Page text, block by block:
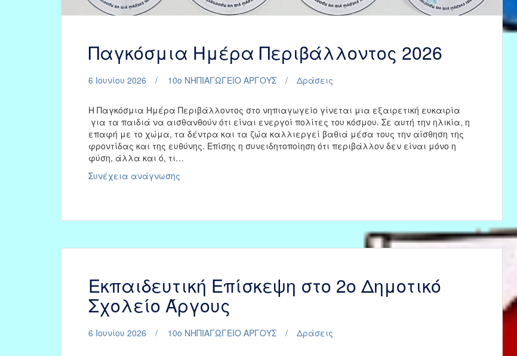
Παγκόσμια Ημέρα Περιβάλλοντος 2026
6 Ιουνίου 2026 10ο ΝΗΠΙΑΓΩΓΕΙΟ ΑΡΓΟΥΣ Δράσεις
Η Παγκόσμια Ημέρα Περιβάλλοντος στο νηπιαγωγείο γίνεται μια εξαιρετική ευκαιρία
για τα παιδιά να αισθανθούν ότι είναι ενεργοί πολίτες του κόσμου. Σε αυτή την ηλικία, η
επαφή με το χώμα, τα δέντρα και τα ζώα καλλιεργεί βαθιά μέσα τους την αίσθηση της
φροντίδας και της ευθύνης. Επίσης η συνειδητοποίηση ότι περιβάλλον δεν είναι μόνο η
φύση, άλλα και ό, τι…
Συνέχεια ανάγνωσης
Εκπαιδευτική Επίσκεψη στο 2ο Δημοτικό
Σχολείο Άργους
6 Ιουνίου 2026 10ο ΝΗΠΙΑΓΩΓΕΙΟ ΑΡΓΟΥΣ Δράσεις